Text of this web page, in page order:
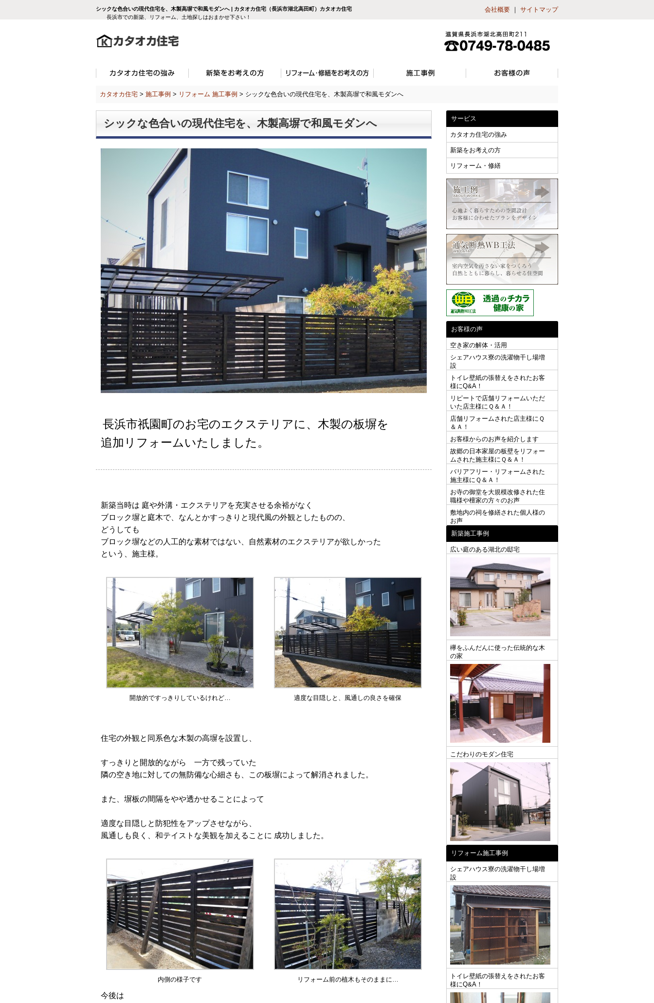
シックな色合いの現代住宅を、木製高塀で和風モダンへ | カタオカ住宅（長浜市湖北高田町）カタオカ住宅
長浜市での新築、リフォーム、土地探しはおまかせ下さい！
会社概要 ｜ サイトマップ
カタオカ住宅 > 施工事例 > リフォーム 施工事例 > シックな色合いの現代住宅を、木製高塀で和風モダンへ
シックな色合いの現代住宅を、木製高塀で和風モダンへ
長浜市祇園町のお宅のエクステリアに、木製の板塀を
追加リフォームいたしました。
新築当時は 庭や外溝・エクステリアを充実させる余裕がなく
ブロック塀と庭木で、なんとかすっきりと現代風の外観としたものの、
どうしても
ブロック塀などの人工的な素材ではない、自然素材のエクステリアが欲しかった
という、施主様。
開放的ですっきりしているけれど… 適度な目隠しと、風通しの良さを確保
住宅の外観と同系色な木製の高塀を設置し、
すっきりと開放的ながら 一方で残っていた
隣の空き地に対しての無防備な心細さも、この板塀によって解消されました。
また、塀板の間隔をやや透かせることによって
適度な目隠しと防犯性をアップさせながら、
風通しも良く、和テイストな美観を加えることに 成功しました。
内側の様子です リフォーム前の植木もそのままに…
今後は
サービス
カタオカ住宅の強み
新築をお考えの方
リフォーム・修繕
お客様の声
空き家の解体・活用
シェアハウス寮の洗濯物干し場増
設
トイレ壁紙の張替えをされたお客
様にQ&A！
リピートで店舗リフォームいただ
いた店主様にＱ＆Ａ！
店舗リフォームされた店主様にＱ
＆Ａ！
お客様からのお声を紹介します
故郷の日本家屋の板壁をリフォー
ムされた施主様にＱ＆Ａ！
バリアフリー・リフォームされた
施主様にＱ＆Ａ！
お寺の御堂を大規模改修された住
職様や檀家の方々のお声
敷地内の祠を修繕された個人様の
お声
新築施工事例
広い庭のある湖北の邸宅
欅をふんだんに使った伝統的な木
の家
こだわりのモダン住宅
リフォーム施工事例
シェアハウス寮の洗濯物干し場増
設
トイレ壁紙の張替えをされたお客
様にQ&A！